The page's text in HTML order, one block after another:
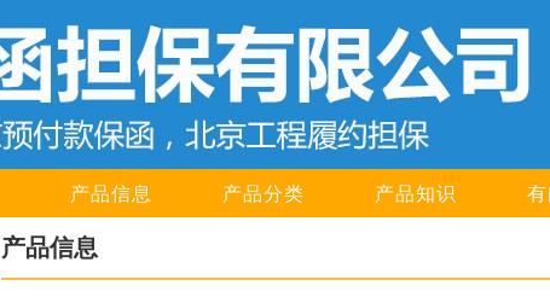
产品信息 产品分类 产品知识
产品信息